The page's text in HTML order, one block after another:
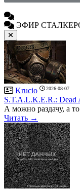
ЭФИР
Krucio 2026-08-07
S.T.A.L.K.E.R.: Dead
А можно раздачу, а
Читать →